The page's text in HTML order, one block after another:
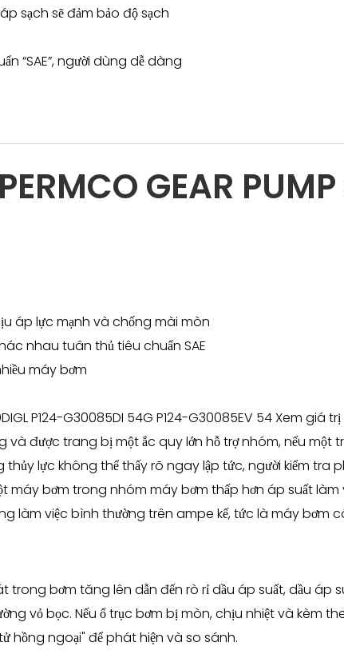
sạch sẽ đảm bảo độ sạch
“SAE”, người dùng dễ dàng
GEAR
áp lực mạnh và chống mài mòn
nhau tuân thủ tiêu chuẩn SAE
máy bơm
P124-G30085DI 54G P124-G30085EV 54 Xem giá
được trang bị một ắc quy lớn hỗ trợ nhóm, nếu
lực không thể thấy rõ ngay lập tức, người kiểm tra
máy bơm trong nhóm máy bơm thấp hơn áp suất
làm việc bình thường trên ampe kế, tức là máy bơm
trong bơm tăng lên dẫn đến rò rỉ dầu áp suất, dầu áp
vỏ bọc. Nếu ổ trục bơm bị mòn, chịu nhiệt và kèm
hồng ngoại" để phát hiện và so sánh.